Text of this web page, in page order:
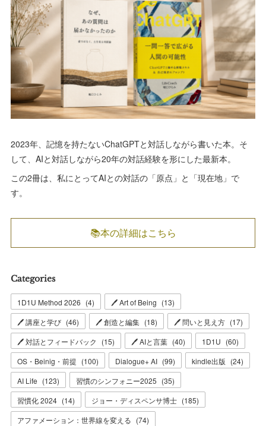
2023年、記憶を持たないChatGPTと対話しながら書いた本。そ
して、AIと対話しながら20年の対話経験を形にした最新本。
この2冊は、私にとってAIとの対話の「原点」と「現在地」で
す。
📚本の詳細はこちら
Categories
1D1U Method 2026 (4) 🖊 Art of Being (13)
🖊 講座と学び (46) 🖊 創造と編集 (18) 🖊 問いと見え方 (17)
🖊 対話とフィードバック
(15) 🖊 AIと言葉 (40) 1D1U (60)
OS・Beinig・前提 (100) Dialogue+ AI (99) kindle出版 (24)
AI Life (123) 習慣のシンフォニー2025 (35)
習慣化 2024 (14) ジョー・ディスペンサ博士 (185)
アファメーション：世界線を変える (74)